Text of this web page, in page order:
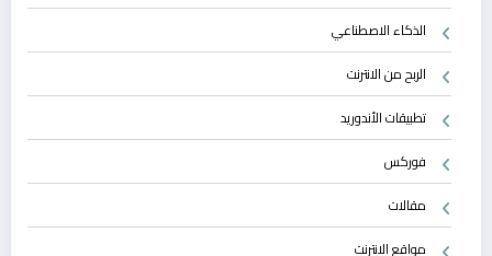
الذكاء الاصطناعي
الربح من الانترنت
تطبيقات الأندوريد
فوركس
مقالات
مواقع الانترنت